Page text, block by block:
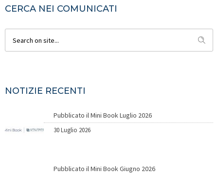
CERCA NEI COMUNICATI
NOTIZIE RECENTI
Pubblicato il Mini Book Luglio 2026
30 Luglio 2026
Pubblicato il Mini Book Giugno 2026